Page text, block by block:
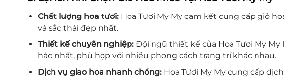
Chất lượng hoa tươi: Hoa Tươi My My cam kết cung cấp giỏ
và sắc thái đẹp nhất.
Thiết kế chuyên nghiệp: Đội ngũ thiết kế của Hoa Tươi My
hảo nhất, phù hợp với nhiều phong cách trang trí khác nhau.
Dịch vụ giao hoa nhanh chóng: Hoa Tươi My My cung cấp